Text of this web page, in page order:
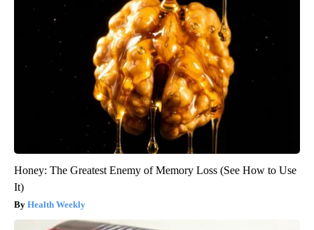
Honey: The Greatest Enemy of Memory Loss (See How to Use
It)
Health Weekly